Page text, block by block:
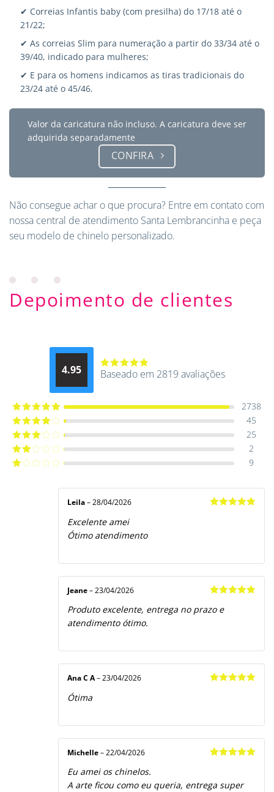
✔ Correias Infantis baby (com presilha) do 17/18 até o
21/22;
✔ As correias Slim para numeração a partir do 33/34 até o
39/40, indicado para mulheres;
✔ E para os homens indicamos as tiras tradicionais do
23/24 até o 45/46.
Valor da caricatura não incluso. A caricatura deve ser
adquirida separadamente
CONFIRA
Não consegue achar o que procura? Entre em contato com
nossa central de atendimento Santa Lembrancinha e peça
seu modelo de chinelo personalizado.
Depoimento de clientes
4.95
Avaliação
Baseado em 2819 avaliações
Avaliação5
2738
Avaliação
45
Avaliação
25
Avaliação
2
9
Leila – 28/04/2026
Excelente amei
Ótimo atendimento
de 5
Jeane – 23/04/2026
Produto excelente, entrega no prazo e
atendimento ótimo.
Ana C A– 23/04/2026
Ótima
Michelle – 22/04/2026
Eu amei os chinelos.
A arte ficou como eu queria, entrega super